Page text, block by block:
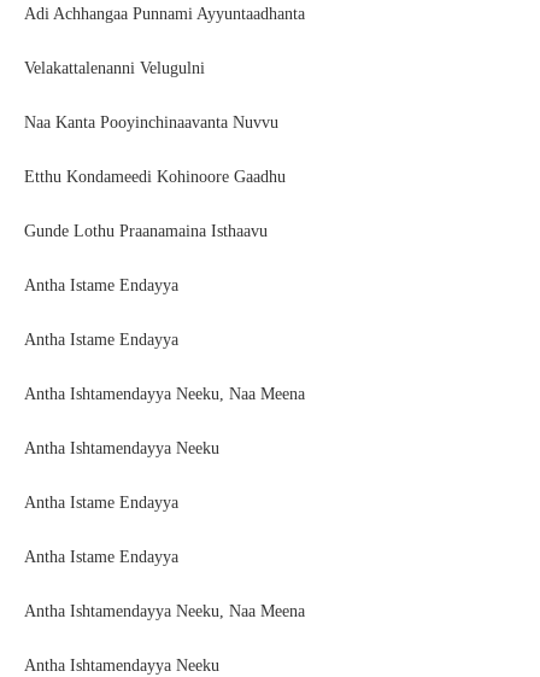
Adi Achhangaa Punnami Ayyuntaadhanta
Velakattalenanni Velugulni
Naa Kanta Pooyinchinaavanta Nuvvu
Etthu Kondameedi Kohinoore Gaadhu
Gunde Lothu Praanamaina Isthaavu
Antha Istame Endayya
Antha Istame Endayya
Antha Ishtamendayya Neeku, Naa Meena
Antha Ishtamendayya Neeku
Antha Istame Endayya
Antha Istame Endayya
Antha Ishtamendayya Neeku, Naa Meena
Antha Ishtamendayya Neeku